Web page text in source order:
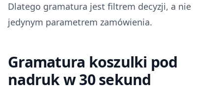
Dlatego gramatura jest filtrem decyzji, a nie
jedynym parametrem zamówienia.
Gramatura koszulki pod
nadruk w 30 sekund